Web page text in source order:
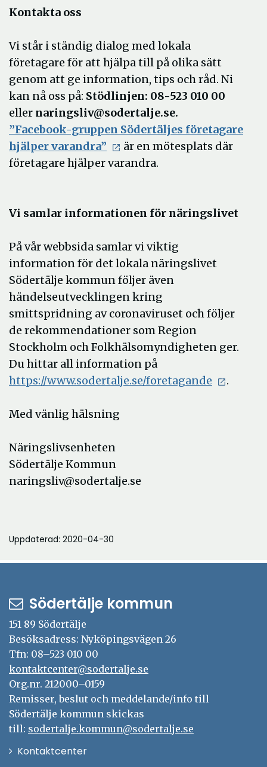
Kontakta oss
Vi står i ständig dialog med lokala
företagare för att hjälpa till på olika sätt
genom att ge information, tips och råd. Ni
kan nå oss på: Stödlinjen: 08-523 010 00
eller naringsliv@sodertalje.se.
”Facebook-gruppen Södertäljes företagare
hjälper varandra”
är en mötesplats där
företagare hjälper varandra.
Vi samlar informationen för näringslivet
På vår webbsida samlar vi viktig
information för det lokala näringslivet
Södertälje kommun följer även
händelseutvecklingen kring
smittspridning av coronaviruset och följer
de rekommendationer som Region
Stockholm och Folkhälsomyndigheten ger.
Du hittar all information på
https://www.sodertalje.se/foretagande
.
Med vänlig hälsning
Näringslivsenheten
Södertälje Kommun
naringsliv@sodertalje.se
Uppdaterad: 2020-04-30
Södertälje kommun
151 89 Södertälje
Besöksadress: Nyköpingsvägen 26
Tfn: 08–523 010 00
kontaktcenter@sodertalje.se
Org.nr. 212000–0159
Remisser, beslut och meddelande/info till
Södertälje kommun skickas
till: sodertalje.kommun@sodertalje.se
KontaktcenterÖppna